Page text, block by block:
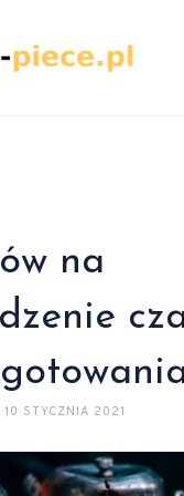
na
10 STYCZNIA 2021